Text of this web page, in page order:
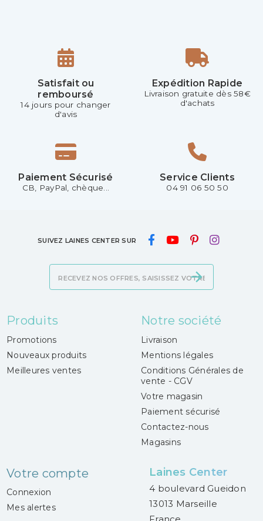
Satisfait ou
remboursé
14 jours pour changer
d'avis
Expédition Rapide
Livraison gratuite dès 58€
d'achats
Paiement Sécurisé
CB, PayPal, chèque...
Service Clients
04 91 06 50 50
SUIVEZ LAINES CENTER SUR
Produits
Promotions
Nouveaux produits
Meilleures ventes
Notre société
Livraison
Mentions légales
Conditions Générales de
vente - CGV
Votre magasin
Paiement sécurisé
Contactez-nous
Magasins
Votre compte
Connexion
Mes alertes
Laines Center
4 boulevard Gueidon
13013 Marseille
France